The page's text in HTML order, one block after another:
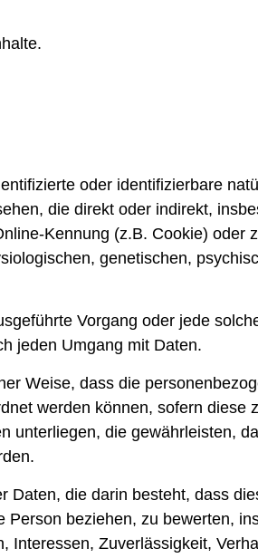
oder identifizierbare
die direkt oder indirekt,
Kennung (z.B. Cookie) oder
genetischen,
Vorgang oder jede
jeden Umgang mit Daten.
Weise, dass die
werden können, sofern diese
die gewährleisten,
Daten, die darin besteht, dass
beziehen, zu bewerten,
Zuverlässigkeit,